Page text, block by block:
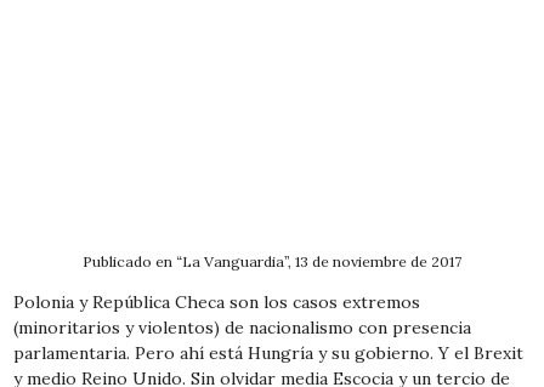
Publicado en “La Vanguardia”, 13 de noviembre de 2017
Polonia y República Checa son los casos extremos
(minoritarios y violentos) de nacionalismo con presencia
parlamentaria. Pero ahí está Hungría y su gobierno. Y el Brexit
y medio Reino Unido. Sin olvidar media Escocia y un tercio de